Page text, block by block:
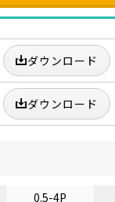
ダウンロード
ダウンロード
0.5-4P